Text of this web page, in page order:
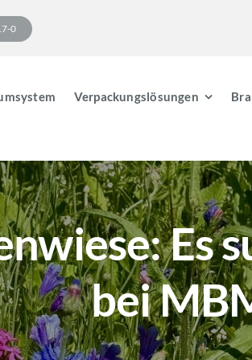
0
Verpackungslösungen
Es
bei